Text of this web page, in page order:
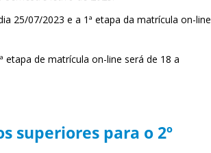
25/07/2023 e a 1ª etapa da matrícula on-line
etapa de matrícula on-line será de 18 a
superiores para o 2º